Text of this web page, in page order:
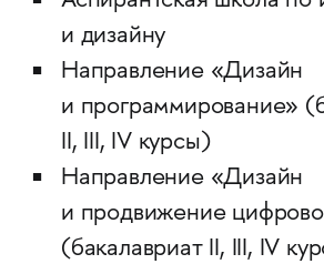
и дизайну
Направление «Дизайн
и программирование»
II, III, IV курсы)
Направление «Дизайн
и продвижение
(бакалавриат II, III, IV